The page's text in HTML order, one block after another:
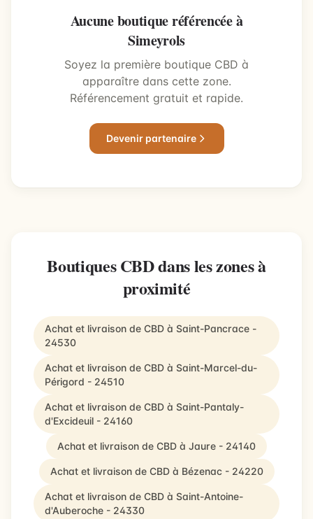
Aucune boutique référencée à
Simeyrols
Soyez la première boutique CBD à
apparaître dans cette zone.
Référencement gratuit et rapide.
Devenir partenaire
Boutiques CBD dans les zones à
proximité
Achat et livraison de CBD à Saint-Pancrace -
24530
Achat et livraison de CBD à Saint-Marcel-du-
Périgord - 24510
Achat et livraison de CBD à Saint-Pantaly-
d'Excideuil - 24160
Achat et livraison de CBD à Jaure - 24140
Achat et livraison de CBD à Bézenac - 24220
Achat et livraison de CBD à Saint-Antoine-
d'Auberoche - 24330